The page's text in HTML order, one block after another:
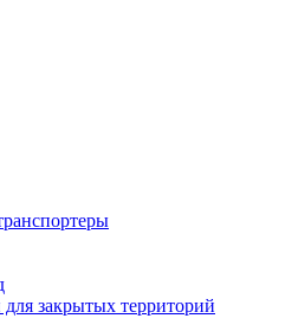
закрытых территорий